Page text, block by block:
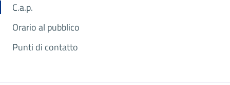
C.a.p.
Orario al pubblico
Punti di contatto